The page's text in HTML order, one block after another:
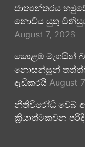
ජාත්‍යන්තරය
නොවිය යුතු
August 7, 2026
කොළඹ මැගසින්
නොසන්සුන්
දැඩිකරයි August
නීතිවිරෝධී වෙබ්
ක්‍රියාත්මකවන